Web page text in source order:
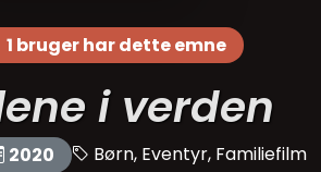
1 bruger har dette emne
i verden
2020 Børn, Eventyr, Familiefilm